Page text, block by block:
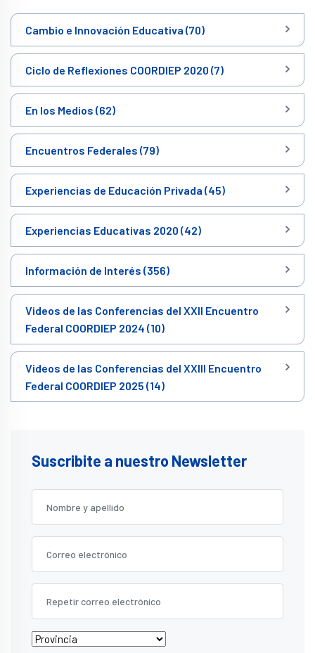
Cambio e Innovación Educativa (70)
Ciclo de Reflexiones COORDIEP 2020 (7)
En los Medios (62)
Encuentros Federales (79)
Experiencias de Educación Privada (45)
Experiencias Educativas 2020 (42)
Información de Interés (356)
Videos de las Conferencias del XXII Encuentro
Federal COORDIEP 2024 (10)
Videos de las Conferencias del XXIII Encuentro
Federal COORDIEP 2025 (14)
Suscribite a nuestro Newsletter